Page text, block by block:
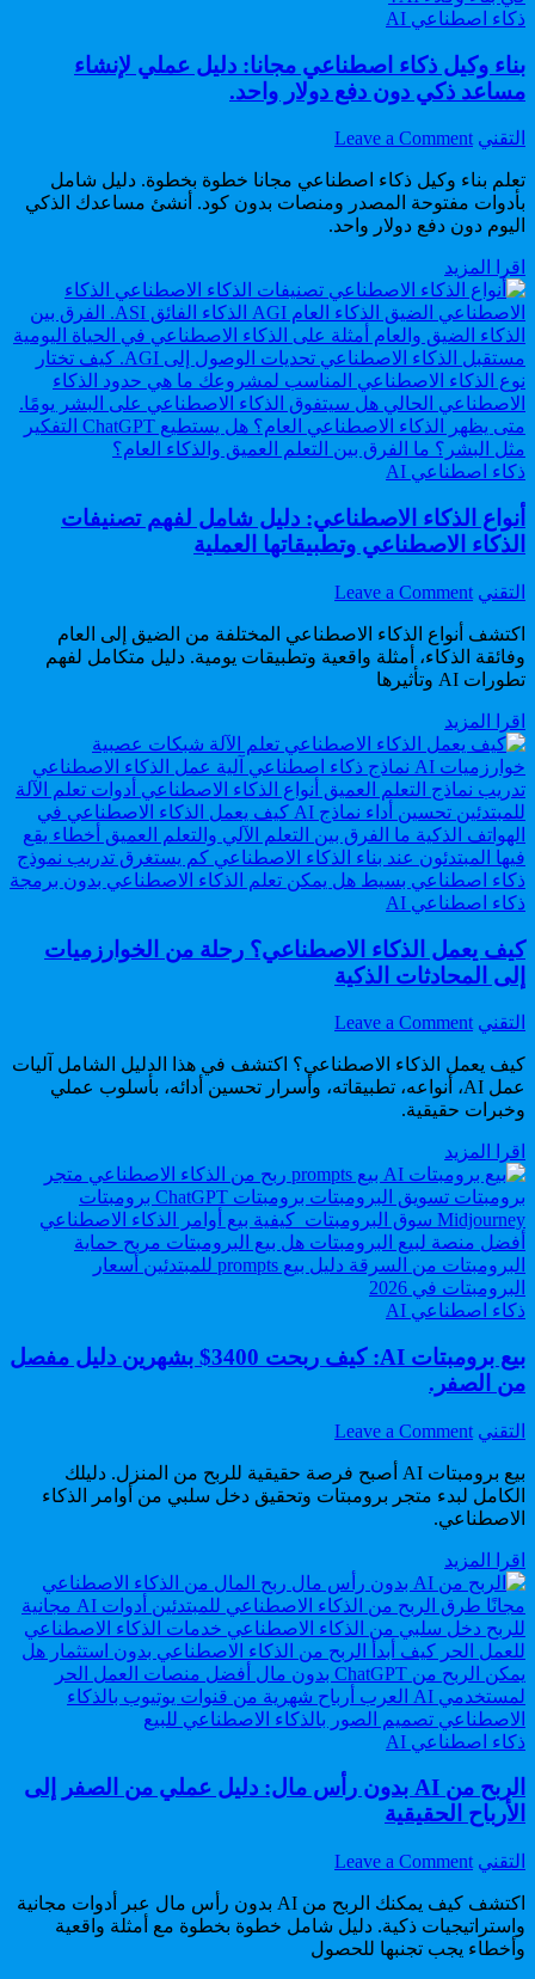
للتكنولوجيا.
Posted
ذكاء اصطناعي AI
بناء وكيل ذكاء اصطناعي مجانا: دليل عملي لإنشاء
مساعد ذكي دون دفع دولار واحد.
Author:
التقني Leave a Comment
on
وكيل
ذكاء
اصطناعي
عملي
لإنشاء
مساعد
ذكي
دون
دفع
دولار
واحد.
تعلم بناء وكيل ذكاء اصطناعي مجانا خطوة بخطوة. دليل شامل
بأدوات مفتوحة المصدر ومنصات بدون كود. أنشئ مساعدك الذكي
اليوم دون دفع دولار واحد.
اقرا المزيد
وكيل
ذكاء
اصطناعي
مجانا:
دليل
عملي
لإنشاء
مساعد
ذكي
دفع
دولار
واحد.
Posted
ذكاء اصطناعي AI
أنواع الذكاء الاصطناعي: دليل شامل لفهم تصنيفات
الذكاء الاصطناعي وتطبيقاتها العملية
Author:
التقني Leave a Comment
on
الذكاء
الاصطناعي:
تصنيفات
الذكاء
الاصطناعي
وتطبيقاتها
العملية
اكتشف أنواع الذكاء الاصطناعي المختلفة من الضيق إلى العام
وفائقة الذكاء، أمثلة واقعية وتطبيقات يومية. دليل متكامل لفهم
تطورات AI وتأثيرها
اقرا المزيد
الذكاء
الاصطناعي:
دليل
شامل
لفهم
تصنيفات
الذكاء
الاصطناعي
العملية
Posted
ذكاء اصطناعي AI
كيف يعمل الذكاء الاصطناعي؟ رحلة من الخوارزميات
إلى المحادثات الذكية
Author:
التقني Leave a Comment
on
يعمل
الذكاء
الخوارزميات
إلى
المحادثات
الذكية
كيف يعمل الذكاء الاصطناعي؟ اكتشف في هذا الدليل الشامل آليات
عمل AI، أنواعه، تطبيقاته، وأسرار تحسين أدائه، بأسلوب عملي
وخبرات حقيقية.
اقرا المزيد
يعمل
الذكاء
الاصطناعي؟
رحلة
من
الخوارزميات
إلى
الذكية
Posted
ذكاء اصطناعي AI
بيع برومبتات AI: كيف ربحت 3400$ بشهرين دليل مفصل
من الصفر.
Author:
التقني Leave a Comment
on
برومبتات
بشهرين
دليل
مفصل
من
الصفر.
بيع برومبتات AI أصبح فرصة حقيقية للربح من المنزل. دليلك
الكامل لبدء متجر برومبتات وتحقيق دخل سلبي من أوامر الذكاء
الاصطناعي.
اقرا المزيد
برومبتات
AI:
كيف
ربحت
3400$
بشهرين
دليل
مفصل
الصفر.
Posted
ذكاء اصطناعي AI
الربح من AI بدون رأس مال: دليل عملي من الصفر إلى
الأرباح الحقيقية
Author:
التقني Leave a Comment
on
من
AI
بدون
اكتشف كيف يمكنك الربح من AI بدون رأس مال عبر أدوات مجانية
واستراتيجيات ذكية. دليل شامل خطوة بخطوة مع أمثلة واقعية
وأخطاء يجب تجنبها للحصول